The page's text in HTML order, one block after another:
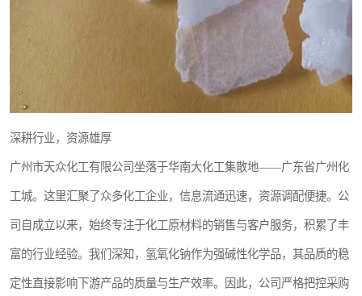
深耕行业，资源雄厚
广州市天众化工有限公司坐落于华南大化工集散地——广东省广州化
工城。这里汇聚了众多化工企业，信息流通迅速，资源调配便捷。公
司自成立以来，始终专注于化工原材料的销售与客户服务，积累了丰
富的行业经验。我们深知，氢氧化钠作为强碱性化学品，其品质的稳
定性直接影响下游产品的质量与生产效率。因此，公司严格把控采购